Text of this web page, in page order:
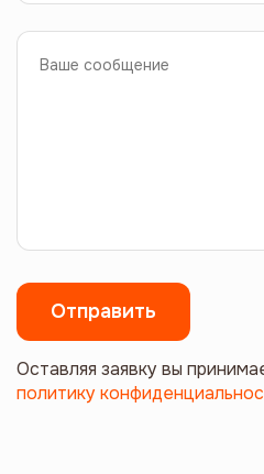
Оставляя заявку вы
политику